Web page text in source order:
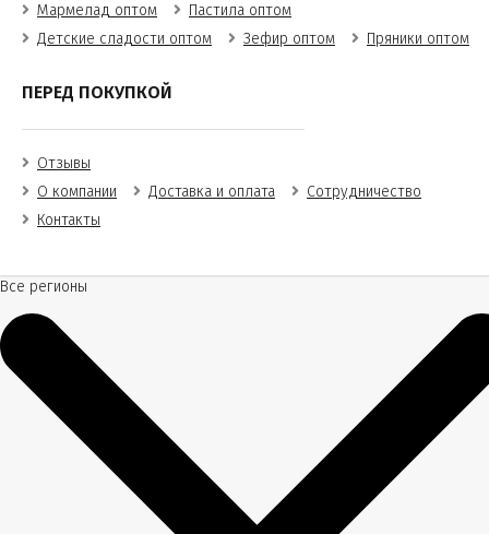
Мармелад оптом
Пастила оптом
Детские сладости оптом
Зефир оптом Пряники оптом
ПЕРЕД ПОКУПКОЙ
Отзывы
О компании
Доставка и оплата
Сотрудничество
Контакты
Все регионы